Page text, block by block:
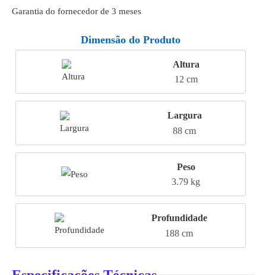
Garantia do fornecedor de 3 meses
Dimensão do Produto
Altura
12 cm
Largura
88 cm
Peso
3.79 kg
Profundidade
188 cm